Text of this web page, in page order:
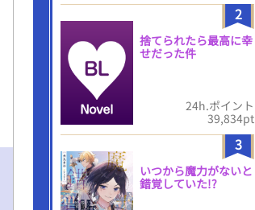
2
捨てられたら最高に幸
せだった件
24h.ポイント
39,834pt
3
いつから魔力がないと
錯覚していた!?